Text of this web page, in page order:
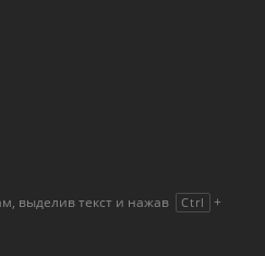
выделив текст и нажав Ctrl +